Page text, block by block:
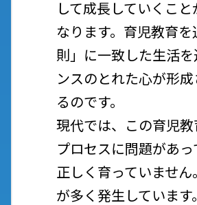
して成長していくこ
なります。育児教育
則」に一致した生活
ンスのとれた心が形
るのです。
現代では、この育児
プロセスに問題があ
正しく育っていません
が多く発生しています